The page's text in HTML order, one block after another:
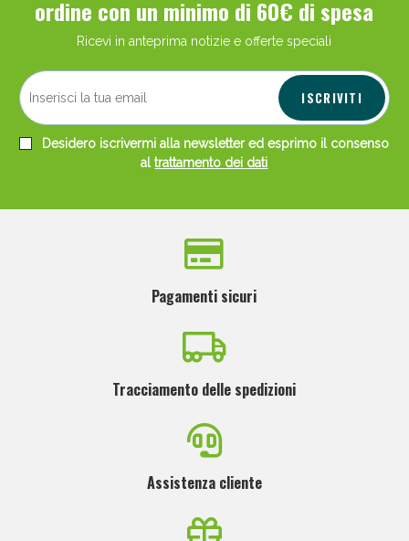
ordine con un minimo di 60€ di spesa
Ricevi in anteprima notizie e offerte speciali
ISCRIVITI
Desidero iscrivermi alla newsletter ed esprimo il consenso
altrattamento dei dati
Pagamenti sicuri
Tracciamento delle spedizioni
Assistenza cliente